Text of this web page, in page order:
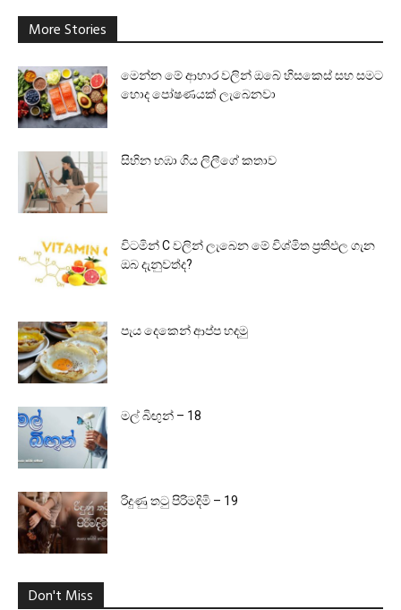
More Stories
මෙන්න මේ ආහාර වලින් ඔබේ හිසකෙස් සහ සමට
හොද පෝෂණයක් ලැබෙනවා
සිහින හඹා ගිය ලිලීගේ කතාව
විටමින් C වලින් ලැබෙන මේ විශ්මිත ප්‍රතිඵල ගැන
ඔබ දැනුවත්ද?
පැය දෙකෙන් ආප්ප හදමු
මල් බිඟුන් – 18
රිදුණු තටු පිරිමදිමි – 19
Don't Miss